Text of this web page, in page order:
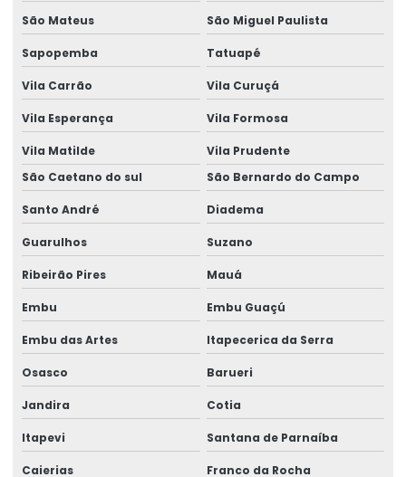
Laudo Estrutural Telhado
Laudo estrutural telhado
Laudo estrutural valor
Laudo técnico de avaliação estrutural
Laudo Técnico De Telhado
Laudo Técnico Estrutural
Laudo técnico pericial de construção civil
Laudos estruturais
Laudos técnicos engenharia
Modelagem de estrutura
Montagem de estruturas metálicas
Obra Industrial Chave Na Mão
São Mateus São Miguel Paulista
Sapopemba Tatuapé
Vila Carrão Vila Curuçá
Vila Esperança Vila Formosa
Vila Matilde
Vila Prudente
São Caetano do sul
São Bernardo do Campo
Santo André Diadema
Guarulhos Suzano
Ribeirão Pires Mauá
Embu Embu Guaçú
Embu das Artes Itapecerica da Serra
Osasco Barueri
Jandira Cotia
Itapevi Santana de Parnaíba
Caierias Franco da Rocha